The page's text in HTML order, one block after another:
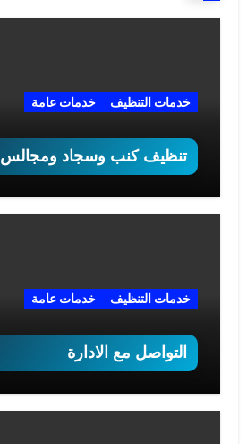
خدمات التنظيف خدمات عامة
تنظيف كنب وسجاد ومجالس 0505328914
خدمات التنظيف خدمات عامة
التواصل مع الادارة